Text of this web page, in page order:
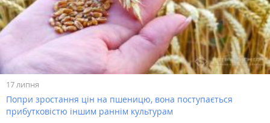
17 липня
Попри зростання цін на пшеницю, вона поступається
прибутковістю іншим раннім культурам